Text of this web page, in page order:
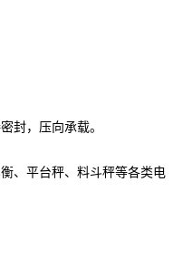
封，压向承载。
、平台秤、料斗秤等各类电